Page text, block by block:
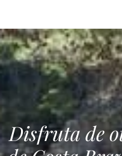
Disfruta de